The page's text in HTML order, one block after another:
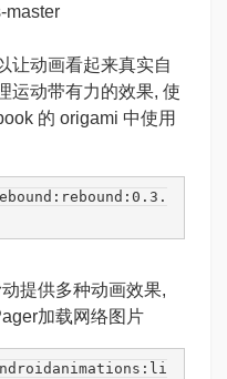
master
让动画看起来真实自
运动带有力的效果, 使
的 origami 中使用
提供多种动画效果,
加载网络图片